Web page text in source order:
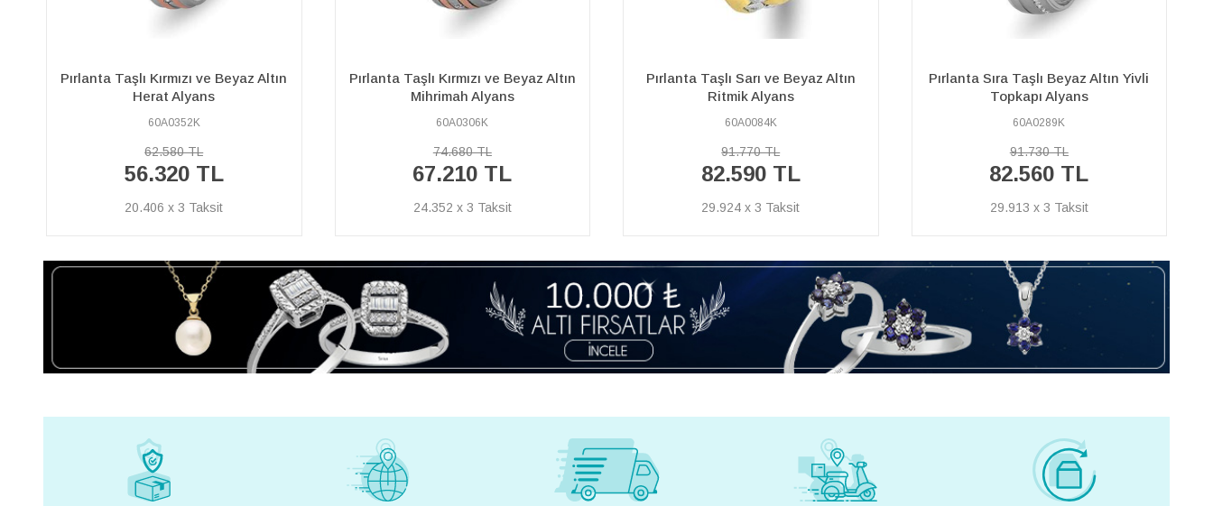
Pırlanta Taşlı Kırmızı ve Beyaz Altın
Mihrimah Alyans
60A0306K
74.680 TL
67.210 TL
24.352 x 3
Pırlanta Taşlı Sarı ve Beyaz Altın
Ritmik Alyans
60A0084K
91.770 TL
82.590 TL
29.924 x 3
Pırlanta Sıra Taşlı Beyaz Altın Yivli
Topkapı Alyans
60A0289K
91.730 TL
82.560 TL
29.913 x 3
Pırlanta Sıra Taşlı Kırmızı ve Beyaz
Altın Burç Alyans
60A0092K
86.350 TL
77.720 TL
28.160 x 3